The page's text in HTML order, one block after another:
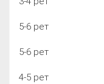
5-6 рет
5-6 рет
4-5 рет